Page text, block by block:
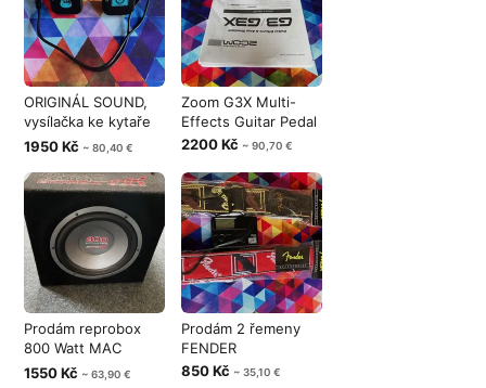
ORIGINÁL SOUND,
vysílačka ke kytaře
WS 4
1950 Kč ~ 80,40 €
Zoom G3X Multi-
Effects Guitar Pedal
2200 Kč ~ 90,70 €
Prodám reprobox
800 Watt MAC
AUDIO
1550 Kč ~ 63,90 €
Prodám 2 řemeny
FENDER
850 Kč ~ 35,10 €